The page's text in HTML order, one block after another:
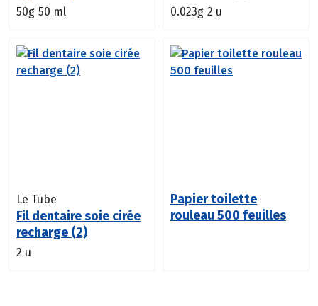
50g 50 ml 0.023g 2 u
Le Tube
Fil dentaire soie cirée
recharge (2)
2 u
Papier toilette
rouleau 500 feuilles